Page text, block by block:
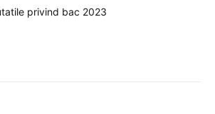
privind bac 2023